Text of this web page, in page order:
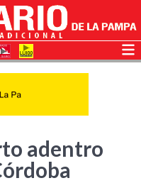
adentro